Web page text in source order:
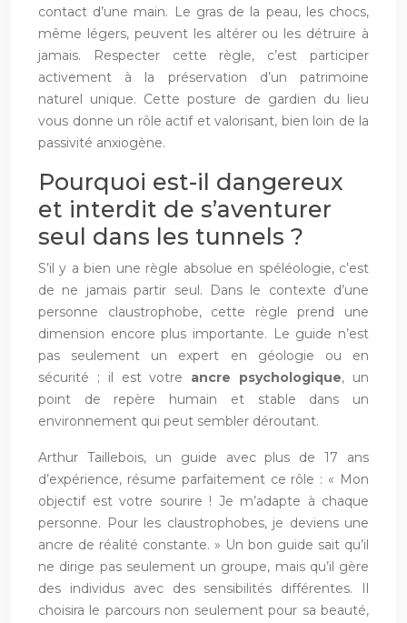
contact d’une main. Le gras de la peau, les chocs,
même légers, peuvent les altérer ou les détruire à
jamais. Respecter cette règle, c’est participer
activement à la préservation d’un patrimoine
naturel unique. Cette posture de gardien du lieu
vous donne un rôle actif et valorisant, bien loin de la
passivité anxiogène.
Pourquoi est-il dangereux
et interdit de s’aventurer
seul dans les tunnels ?
S’il y a bien une règle absolue en spéléologie, c’est
de ne jamais partir seul. Dans le contexte d’une
personne claustrophobe, cette règle prend une
dimension encore plus importante. Le guide n’est
pas seulement un expert en géologie ou en
sécurité ; il est votre ancre psychologique, un
point de repère humain et stable dans un
environnement qui peut sembler déroutant.
Arthur Taillebois, un guide avec plus de 17 ans
d’expérience, résume parfaitement ce rôle : « Mon
objectif est votre sourire ! Je m’adapte à chaque
personne. Pour les claustrophobes, je deviens une
ancre de réalité constante. » Un bon guide sait qu’il
ne dirige pas seulement un groupe, mais qu’il gère
des individus avec des sensibilités différentes. Il
choisira le parcours non seulement pour sa beauté,